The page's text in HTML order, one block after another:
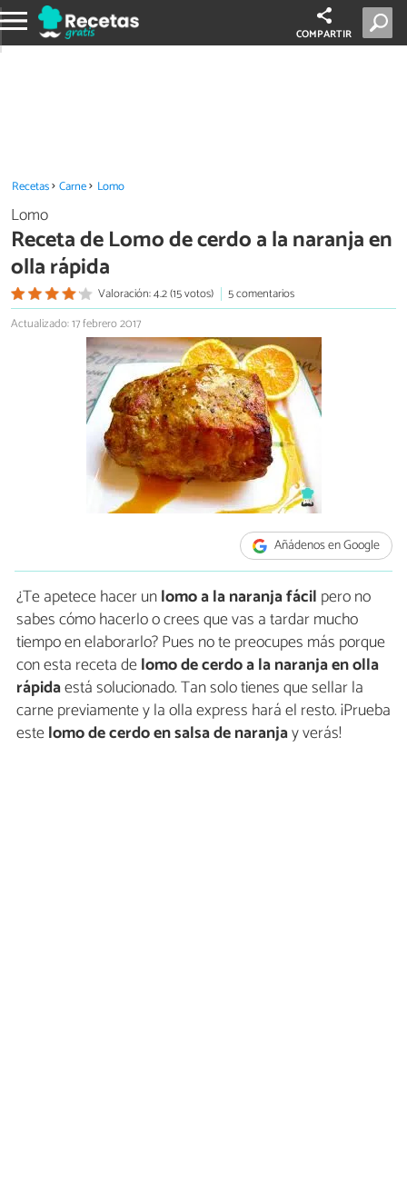
COMPARTIR
Recetas Carne Lomo
Lomo
Receta de Lomo de cerdo a la naranja en
olla rápida
Valoración: 4.2 (15 votos)
5 comentarios
Actualizado: 17 febrero 2017
Añádenos en Google
¿Te apetece hacer unlomo a la naranja fácil pero no
sabes cómo hacerlo o crees que vas a tardar mucho
tiempo en elaborarlo? Pues no te preocupes más porque
con esta receta delomo de cerdo a la naranja en olla
rápidaestá solucionado. Tan solo tienes que sellar la
carne previamente y la olla express hará el resto. ¡Prueba
estelomo de cerdo en salsa de naranjay verás!